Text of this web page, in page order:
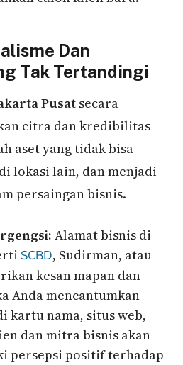
Dan
Tak Tertandingi
Pusat secara
citra dan kredibilitas
aset yang tidak bisa
lokasi lain, dan menjadi
persaingan bisnis.
Alamat bisnis di
SCBD, Sudirman, atau
kesan mapan dan
Anda mencantumkan
kartu nama, situs web,
dan mitra bisnis akan
persepsi positif terhadap